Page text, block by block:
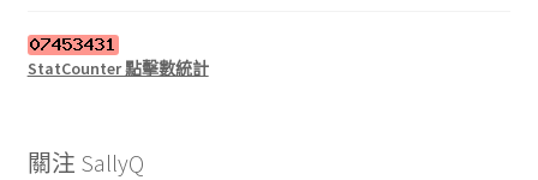
StatCounter 點擊數統計
關注 SallyQ